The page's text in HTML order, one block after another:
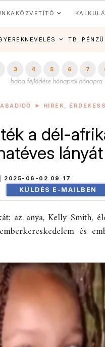
TB,
3 4 5 6 7
HÍREK,
a dél-
lányát
2025-06-02 09:17
KÜLDÉS E-MAILBEN
az anya, Kelly Smith,
és